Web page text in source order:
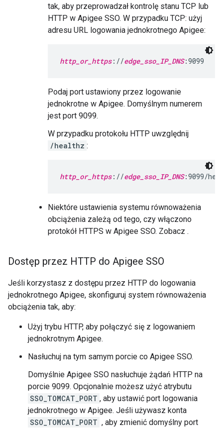
tak, aby przeprowadzał kontrolę stanu TCP lub
HTTP w Apigee SSO. W przypadku TCP: użyj
adresu URL logowania jednokrotnego Apigee:
http_or_https://edge_sso_IP_DNS:9099
Podaj port ustawiony przez logowanie
jednokrotne w Apigee. Domyślnym numerem
jest port 9099.
W przypadku protokołu HTTP uwzględnij
/healthz :
http_or_https://edge_sso_IP_DNS:9099/
Niektóre ustawienia systemu równoważenia
obciążenia zależą od tego, czy włączono
protokół HTTPS w Apigee SSO. Zobacz .
Dostęp przez HTTP do Apigee SSO
Jeśli korzystasz z dostępu przez HTTP do logowania
jednokrotnego Apigee, skonfiguruj system równoważenia
obciążenia tak, aby:
Użyj trybu HTTP, aby połączyć się z logowaniem
jednokrotnym Apigee.
Nasłuchuj na tym samym porcie co Apigee SSO.
Domyślnie Apigee SSO nasłuchuje żądań HTTP na
porcie 9099. Opcjonalnie możesz użyć atrybutu
SSO_TOMCAT_PORT , aby ustawić port logowania
jednokrotnego w Apigee. Jeśli używasz konta
SSO_TOMCAT_PORT , aby zmienić domyślny port